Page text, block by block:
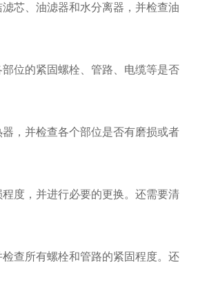
芯、油滤器和水分离器，并检查油
位的紧固螺栓、管路、电缆等是否
，并检查各个部位是否有磨损或者
度，并进行必要的更换。还需要清
查所有螺栓和管路的紧固程度。还